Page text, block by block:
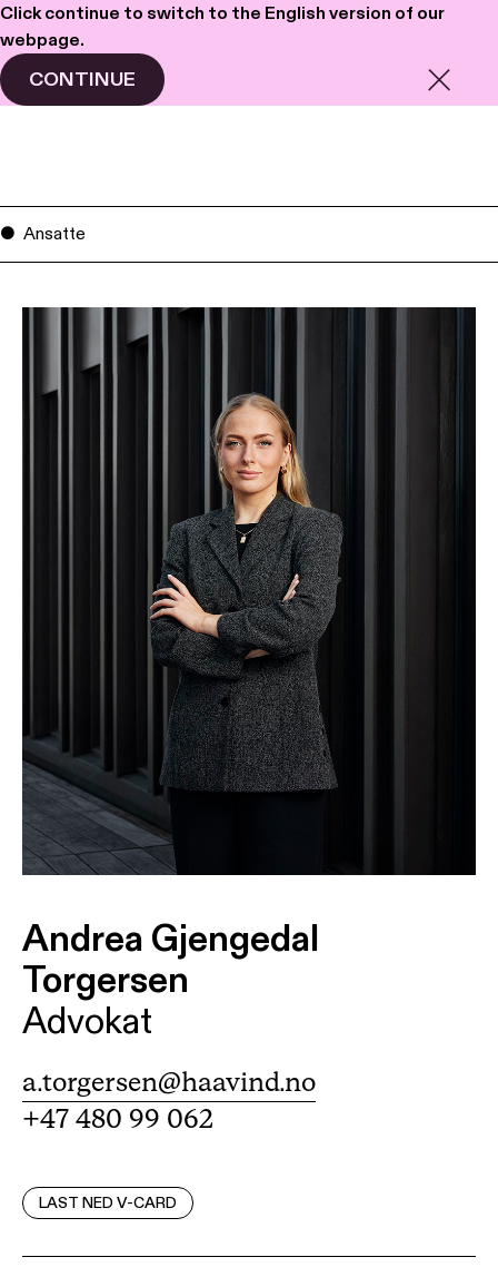
Click continue to switch to the English version of our
webpage.
CONTINUE
Haavind Meny
Ansatte
Andrea Gjengedal
Torgersen
Advokat
a.torgersen@haavind.no
+47 480 99 062
LAST NED V-CARD